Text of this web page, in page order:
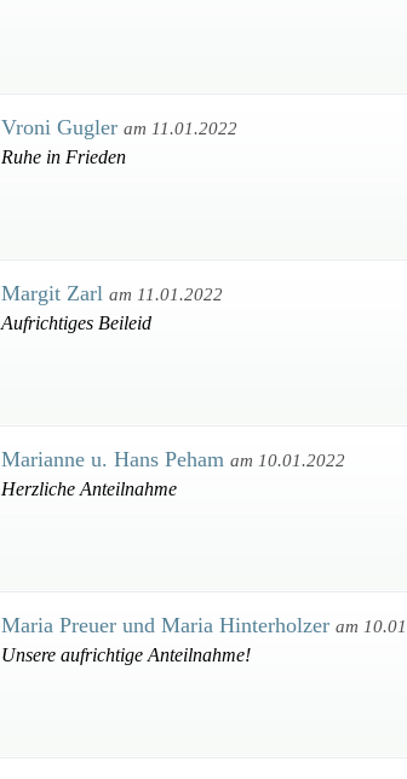
Vroni Gugler am 11.01.2022
Ruhe in Frieden
Margit Zarl am 11.01.2022
Aufrichtiges Beileid
Marianne u. Hans Peham am 10.01.2022
Herzliche Anteilnahme
Maria Preuer und Maria Hinterholzer am
Unsere aufrichtige Anteilnahme!